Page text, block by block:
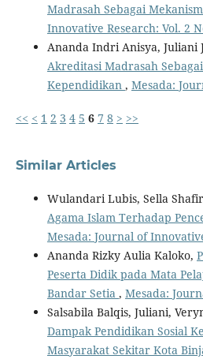
Madrasah Sebagai
Innovative Research: Vol. 2
Ananda Indri Anisya, Juliani
Akreditasi Madrasah
Kependidikan , Mesada:
<< < 1 2 3 4 5 6 7 8 > >>
Similar Articles
Wulandari Lubis, Sella
Agama Islam Terhadap
Mesada: Journal of
Ananda Rizky Aulia Kaloko,
Peserta Didik pada Mata
Bandar Setia , Mesada:
Salsabila Balqis, Juliani,
Dampak Pendidikan Sosial
Masyarakat Sekitar Kota